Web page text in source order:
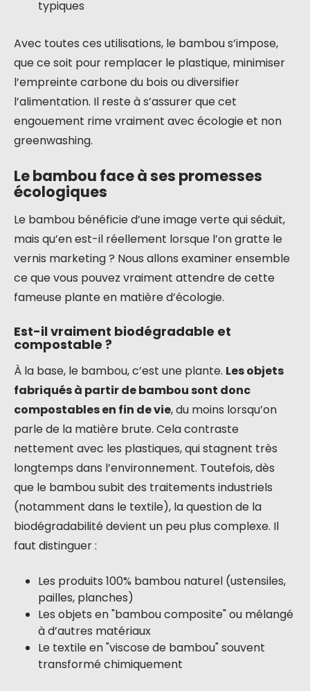
typiques
Avec toutes ces utilisations, le bambou s’impose,
que ce soit pour remplacer le plastique, minimiser
l’empreinte carbone du bois ou diversifier
l’alimentation. Il reste à s’assurer que cet
engouement rime vraiment avec écologie et non
greenwashing.
Le bambou face à ses promesses
écologiques
Le bambou bénéficie d’une image verte qui séduit,
mais qu’en est-il réellement lorsque l’on gratte le
vernis marketing ? Nous allons examiner ensemble
ce que vous pouvez vraiment attendre de cette
fameuse plante en matière d’écologie.
Est-il vraiment biodégradable et
compostable ?
À la base, le bambou, c’est une plante. Les objets
fabriqués à partir de bambou sont donc
compostables en fin de vie, du moins lorsqu’on
parle de la matière brute. Cela contraste
nettement avec les plastiques, qui stagnent très
longtemps dans l’environnement. Toutefois, dès
que le bambou subit des traitements industriels
(notamment dans le textile), la question de la
biodégradabilité devient un peu plus complexe. Il
faut distinguer :
Les produits 100% bambou naturel (ustensiles,
pailles, planches)
Les objets en "bambou composite" ou mélangé
à d’autres matériaux
Le textile en "viscose de bambou" souvent
transformé chimiquement